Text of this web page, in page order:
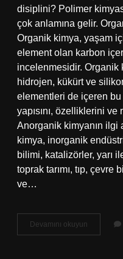
disiplini? Polimer
çok anlamına gelir.
Organik kimya, yaşam
element olan karbon
incelenmesidir. Organik
hidrojen, kükürt ve
elementleri de içeren
yapısını, özelliklerini ve
Anorganik kimyanın ilgi
kimya, inorganik
bilimi, katalizörler, yarı
toprak tarımı, tıp,
ve…
Devamını okuyun
Hangi